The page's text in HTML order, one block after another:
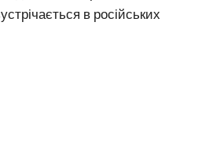
в російських